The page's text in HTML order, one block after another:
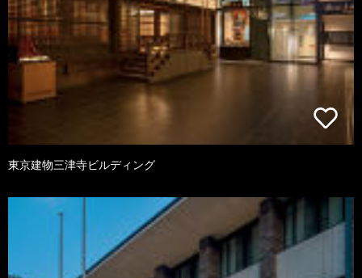
東京建物三津寺ビルディング